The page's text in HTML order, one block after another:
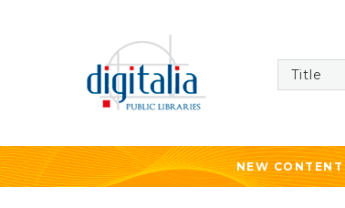
NEW CONTENT